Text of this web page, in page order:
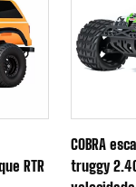
RTR
COBRA
truggy